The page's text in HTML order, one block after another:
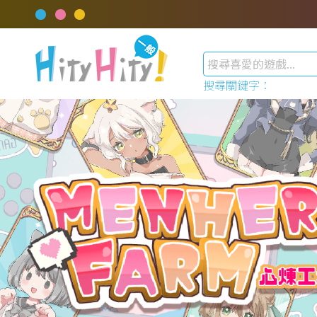
搜尋關鍵字：